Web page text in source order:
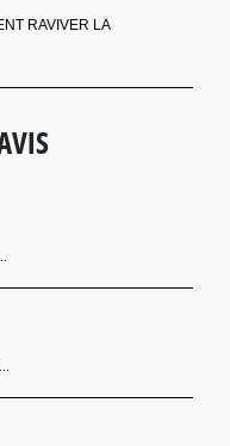
RAVIVER LA